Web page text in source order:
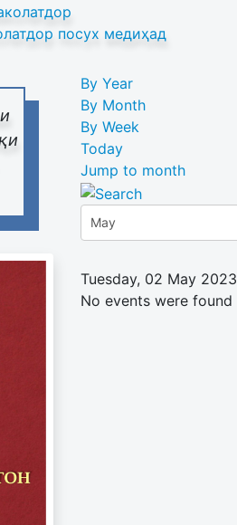
посух медиҳад
By Year
By Month
By Week
Today
Jump to month
Tuesday, 02 May 2023
No events were found